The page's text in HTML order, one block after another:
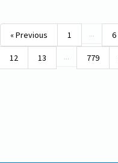
« Previous 1 ... 6
12 13 ... 779